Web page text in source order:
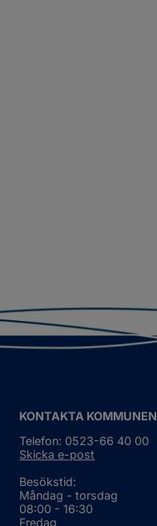
KONTAKTA KOMMUNEN
Telefon: 0523-66 40 00
Skicka e-post
Besökstid:
Måndag - torsdag
08:00 - 16:30
Fredag